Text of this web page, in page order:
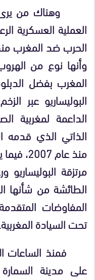
وهناك من يرى
العملية العسكرية
وأنها نوع من
المغرب بفضل
البوليساريو عبر
الداعمة لمغربية
الذاتي الذي قدمه
منذ عام
مرتزقة
الطائشة من شأنها
المفاوضات
تحت السيادة
فمنذ الساعات
على مدينة